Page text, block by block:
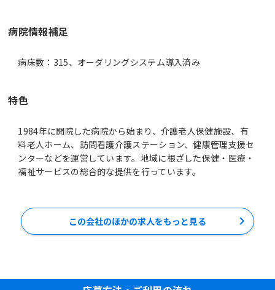
病院情報補足
病床数：315、オーダリングシステム導入済み
特色
1984年に開院した病院から始まり、介護老人保健施設、有
料老人ホーム、訪問看護介護ステーション、健康管理支援セ
ンターなどを運営しています。地域に根ざした保健・医療・
福祉サービスの総合的な提供を行っています。
この会社のほかの求人をもっと見る